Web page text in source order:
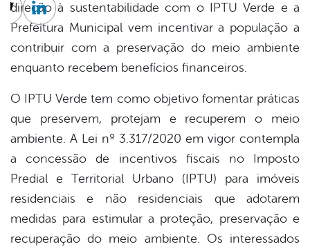
direção à sustentabilidade com o IPTU Verde e a
Prefeitura Municipal vem incentivar a população a
contribuir com a preservação do meio ambiente
enquanto recebem benefícios financeiros.
O IPTU Verde tem como objetivo fomentar práticas
que preservem, protejam e recuperem o meio
ambiente. A Lei nº 3.317/2020 em vigor contempla
a concessão de incentivos fiscais no Imposto
Predial e Territorial Urbano (IPTU) para imóveis
residenciais e não residenciais que adotarem
medidas para estimular a proteção, preservação e
recuperação do meio ambiente. Os interessados
TwitterLinkedin